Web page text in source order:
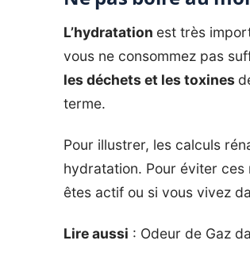
L’hydratation est très
vous ne consommez pas
les déchets et les toxines
terme.
Pour illustrer, les calculs
hydratation. Pour éviter ces
êtes actif ou si vous vivez
Lire aussi : Odeur de Gaz